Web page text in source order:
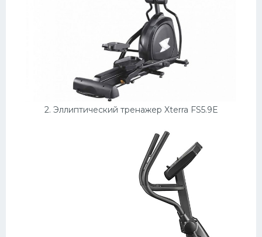
2. Эллиптический тренажер Xterra FS5.9E